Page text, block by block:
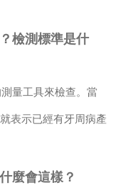
檢測標準是什
量工具來檢查。當
表示已經有牙周病產
麼會這樣？